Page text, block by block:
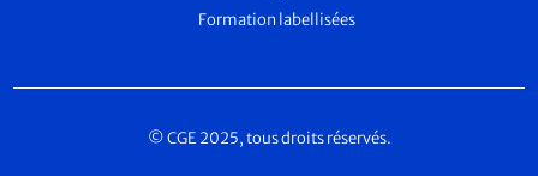
Formation labellisées
© CGE 2025, tous droits réservés.